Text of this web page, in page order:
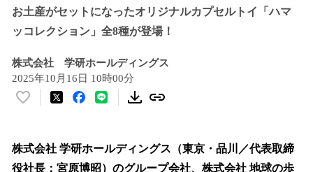
お土産がセットになったオリジナルカプセルトイ「ハマ
ッコレクション」全8種が登場！
株式会社 学研ホールディングス
2025年10月16日 10時00分
い
！
数
株式会社 学研ホールディングス（東京・品川／代表取締
役社長：宮原博昭）のグループ会社、株式会社 地球の歩